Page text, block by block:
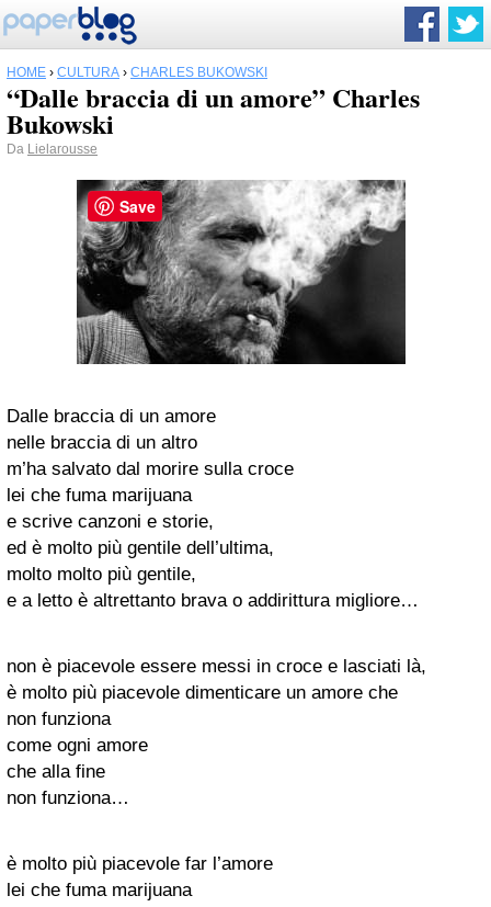
HOME › CULTURA › CHARLES BUKOWSKI
“Dalle braccia di un amore” Charles
Bukowski
Da Lielarousse
Dalle braccia di un amore
nelle braccia di un altro
m’ha salvato dal morire sulla croce
lei che fuma marijuana
e scrive canzoni e storie,
ed è molto più gentile dell’ultima,
molto molto più gentile,
e a letto è altrettanto brava o addirittura migliore…
non è piacevole essere messi in croce e lasciati là,
è molto più piacevole dimenticare un amore che
non funziona
come ogni amore
che alla fine
non funziona…
è molto più piacevole far l’amore
lei che fuma marijuana
Save